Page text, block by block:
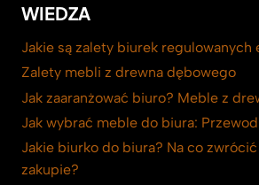
WIEDZA
Jakie są zalety biurek regulowanych
Zalety mebli z drewna dębowego
Jak zaaranżować biuro? Meble z
Jak wybrać meble do biura:
Jakie biurko do biura? Na co
zakupie?